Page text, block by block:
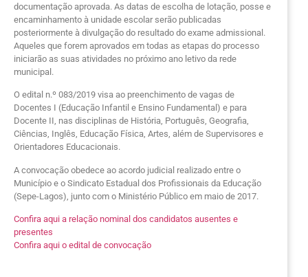
documentação aprovada. As datas de escolha de lotação, posse e
encaminhamento à unidade escolar serão publicadas
posteriormente à divulgação do resultado do exame admissional.
Aqueles que forem aprovados em todas as etapas do processo
iniciarão as suas atividades no próximo ano letivo da rede
municipal.
O edital n.º 083/2019 visa ao preenchimento de vagas de
Docentes I (Educação Infantil e Ensino Fundamental) e para
Docente II, nas disciplinas de História, Português, Geografia,
Ciências, Inglês, Educação Física, Artes, além de Supervisores e
Orientadores Educacionais.
A convocação obedece ao acordo judicial realizado entre o
Município e o Sindicato Estadual dos Profissionais da Educação
(Sepe-Lagos), junto com o Ministério Público em maio de 2017.
Confira aqui a relação nominal dos candidatos ausentes e
presentes
Confira aqui o edital de convocação